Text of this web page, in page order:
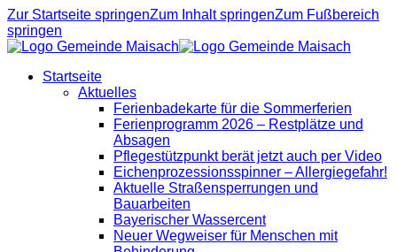
Zur Startseite springenZum Inhalt springenZum Fußbereich
springen
Startseite
Aktuelles
Ferienbadekarte für die Sommerferien
Ferienprogramm 2026 – Restplätze und
Absagen
Pflegestützpunkt berät jetzt auch per Video
Eichenprozessionsspinner – Allergiegefahr!
Aktuelle Straßensperrungen und
Bauarbeiten
Bayerischer Wassercent
Neuer Wegweiser für Menschen mit